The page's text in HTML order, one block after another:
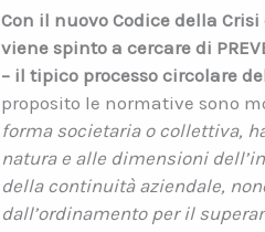
Con il nuovo Codice della
viene spinto a cercare di
– il tipico processo circolare
proposito le normative sono
forma societaria o collettiva,
natura e alle dimensioni
della continuità aziendale,
dall’ordinamento per il